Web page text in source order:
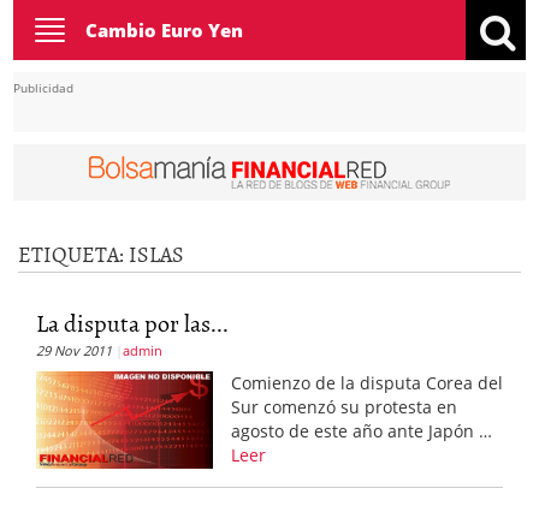
Toggle
navigation
Cambio Euro Yen
Publicidad
ETIQUETA: ISLAS
La disputa por las...
29 Nov 2011 admin
Comienzo de la disputa Corea del
Sur comenzó su protesta en
agosto de este año ante Japón …
Leer